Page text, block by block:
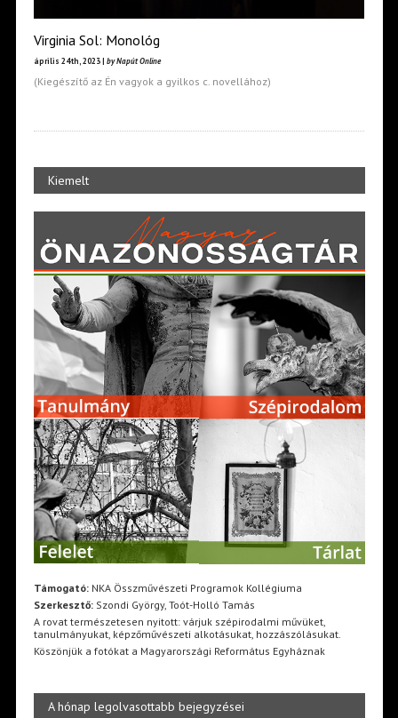
Virginia Sol: Monológ
április 24th, 2023 | by Napút Online
(Kiegészítő az Én vagyok a gyilkos c. novellához)
Kiemelt
Támogató:NKA Összművészeti Programok Kollégiuma
Szerkesztő:Szondi György, Toót-Holló Tamás
A rovat természetesen nyitott: várjuk szépirodalmi művüket,
tanulmányukat, képzőművészeti alkotásukat, hozzászólásukat.
Köszönjük a fotókat a Magyarországi Református Egyháznak
A hónap legolvasottabb bejegyzései